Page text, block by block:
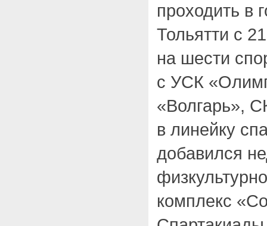
проходить в
Тольятти с
на шести
с УСК
«Волгарь»,
в линейку
добавился
комплекс